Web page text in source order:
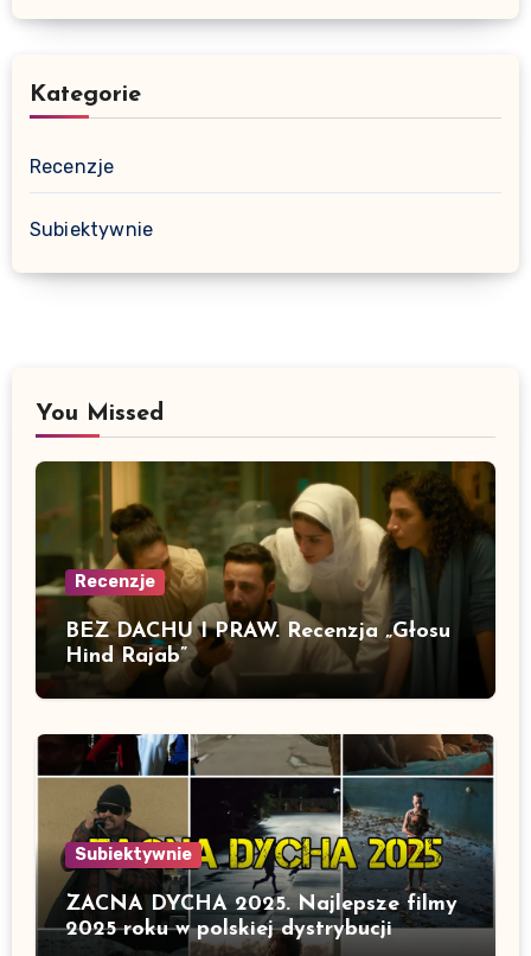
Kategorie
Recenzje
Subiektywnie
You Missed
Recenzje
BEZ DACHU I PRAW. Recenzja „Głosu
Hind Rajab”
Subiektywnie
ZACNA DYCHA 2025. Najlepsze filmy
2025 roku w polskiej dystrybucji